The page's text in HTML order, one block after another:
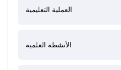
العملية التعليمية
الأنشطة العلمية